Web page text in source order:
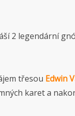
2 legendární
třesou Edwin
karet a